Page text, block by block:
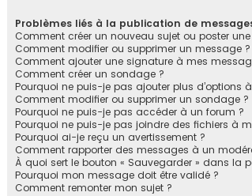
Problèmes liés à la publication de
Comment créer un nouveau sujet ou poster une
Comment modifier ou supprimer un message ?
Comment ajouter une signature à mes
Comment créer un sondage ?
Pourquoi ne puis-je pas ajouter plus d’options
Comment modifier ou supprimer un sondage ?
Pourquoi ne puis-je pas accéder à un forum ?
Pourquoi ne puis-je pas joindre des fichiers à
Pourquoi ai-je reçu un avertissement ?
Comment rapporter des messages à un
À quoi sert le bouton « Sauvegarder » dans la
Pourquoi mon message doit être validé ?
Comment remonter mon sujet ?